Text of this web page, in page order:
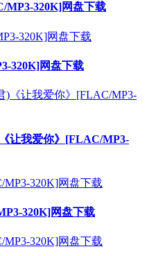
MP3-320K]网盘下载
320K]网盘下载
让我爱你》[FLAC/MP3-
320K]网盘下载